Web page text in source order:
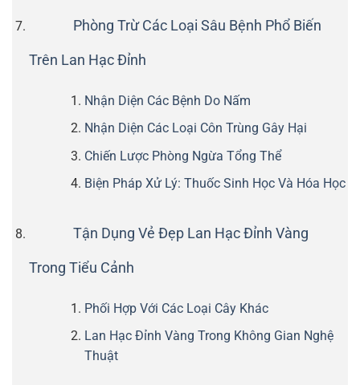
Phòng Trừ Các Loại Sâu Bệnh Phổ Biến
Trên Lan Hạc Đỉnh
Nhận Diện Các Bệnh Do Nấm
Nhận Diện Các Loại Côn Trùng Gây Hại
Chiến Lược Phòng Ngừa Tổng Thể
Biện Pháp Xử Lý: Thuốc Sinh Học Và Hóa Học
Tận Dụng Vẻ Đẹp Lan Hạc Đỉnh Vàng
Trong Tiểu Cảnh
Phối Hợp Với Các Loại Cây Khác
Lan Hạc Đỉnh Vàng Trong Không Gian Nghệ
Thuật